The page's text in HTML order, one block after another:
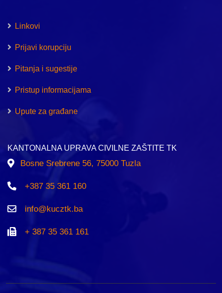
Linkovi
Prijavi korupciju
Pitanja i sugestije
Pristup informacijama
Upute za građane
KANTONALNA UPRAVA CIVILNE ZAŠTITE TK
Bosne Srebrene 56, 75000 Tuzla
+387 35 361 160
info@kucztk.ba
+ 387 35 361 161